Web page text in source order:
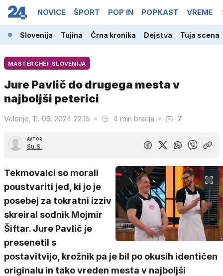
NOVICE ŠPORT POP IN POPKAST VREME
Slovenija Tujina Črna kronika Dejstva Tuja scena
MASTERCHEF SLOVENIJA
Jure Pavlič do drugega mesta v
najboljši peterici
Velenje, 11. 06. 2024 22.15 4 min branja 7
AVTOR:
Su.S.
Tekmovalci so morali
poustvariti jed, ki jo je
posebej za tokratni izziv
skreiral sodnik Mojmir
Šiftar. Jure Pavlič je
presenetil s
postavitvijo, krožnik pa je bil po okusih identičen
originalu in tako vreden mesta v najboljši